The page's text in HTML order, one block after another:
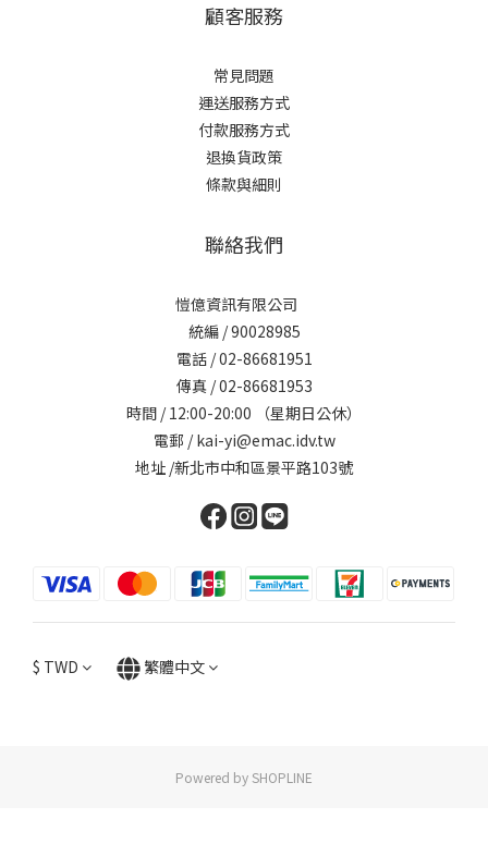
顧客服務
常見問題
運送服務方式
付款服務方式
退換貨政策
條款與細則
聯絡我們
愷億資訊有限公司
統編 / 90028985
電話 / 02-86681951
傳真 / 02-86681953
時間 / 12:00-20:00 （星期日公休）
電郵 / kai-yi@emac.idv.tw
地址 /新北市中和區景平路103號
$ TWD 繁體中文
Powered by SHOPLINE